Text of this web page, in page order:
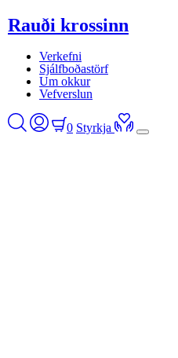
Rauði krossinn
Verkefni
Sjálfboðastörf
Um okkur
Vefverslun
0 Styrkja